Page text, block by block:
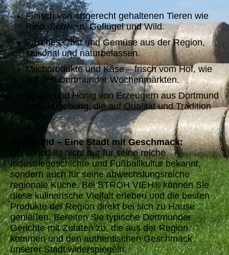
Fleisch von artgerecht gehaltenen Tieren wie
Rind, Schwein, Geflügel und Wild.
Frisches Obst und Gemüse aus der Region,
saisonal und naturbelassen.
Milchprodukte und Käse – frisch vom Hof, wie
auf den Dortmunder Wochenmärkten.
Weine und Honig von Erzeugern aus Dortmund
und Umgebung, die auf Qualität und Tradition
setzen.
Dortmund – Eine Stadt mit Geschmack:
Dortmund ist nicht nur für seine reiche
Industriegeschichte und Fußballkultur bekannt,
sondern auch für seine abwechslungsreiche
regionale Küche. Bei STROH VIEH® können Sie
diese kulinarische Vielfalt erleben und die besten
Produkte der Region direkt bei sich zu Hause
genießen. Bereiten Sie typische Dortmunder
Gerichte mit Zutaten zu, die aus der Region
kommen und den authentischen Geschmack
unserer Stadt widerspiegeln.